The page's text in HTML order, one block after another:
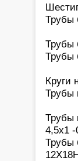
Трубы
Трубы
Трубы
Круги
Трубы
Трубы
4,5х1
Трубы